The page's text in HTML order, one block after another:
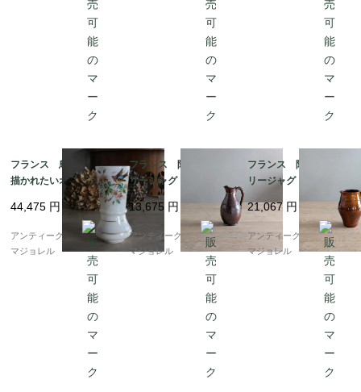
フランス 鳥の絵が得
描かれたいオパリンガ
ラスのフラワーベー
ス 7448
44,475 円
アンティークギャラリー
マジョレル
フランス 陶器 ポタ
リージャグ 7268
13,675 円
アンティークギャラリー
マジョレル
フランス 陶器 ポタ
リージャグ 7193
21,067 円
アンティークギャラリー
マジョレル